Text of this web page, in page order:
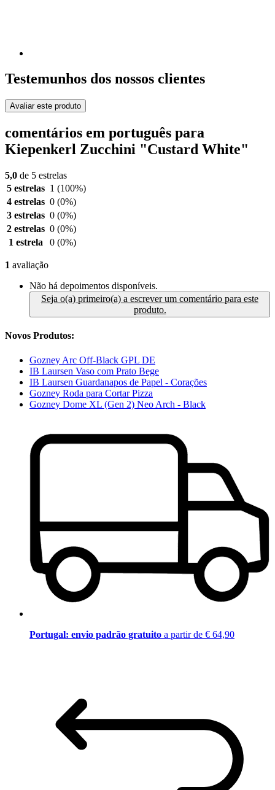
Testemunhos dos nossos clientes
Avaliar este produto
comentários em português para
Kiepenkerl Zucchini "Custard White"
5,0 de 5 estrelas
5 estrelas 1 (100%)
4 estrelas 0 (0%)
3 estrelas 0 (0%)
2 estrelas 0 (0%)
1 estrela
0 (0%)
1 avaliação
Não há depoimentos disponíveis.
Seja o(a) primeiro(a) a escrever um comentário para este
produto.
Novos Produtos:
Gozney Arc Off-Black GPL DE
IB Laursen Vaso com Prato Bege
IB Laursen Guardanapos de Papel - Corações
Gozney Roda para Cortar Pizza
Gozney Dome XL (Gen 2) Neo Arch - Black
Portugal: envio padrão gratuito a partir de € 64,90